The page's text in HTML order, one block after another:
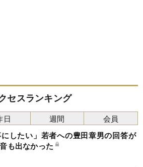
セスランキング
にしたい」若者への豊田章男の回答が
も出なかった
日 週間 会員